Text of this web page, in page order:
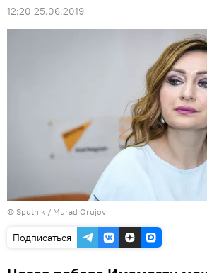
12:20 25.06.2019
© Sputnik / Murad Orujov
Подписаться